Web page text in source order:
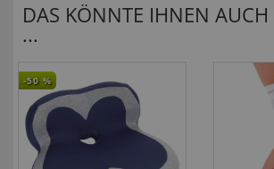
DAS KÖNNTE IHNEN AUCH
...
-50 %